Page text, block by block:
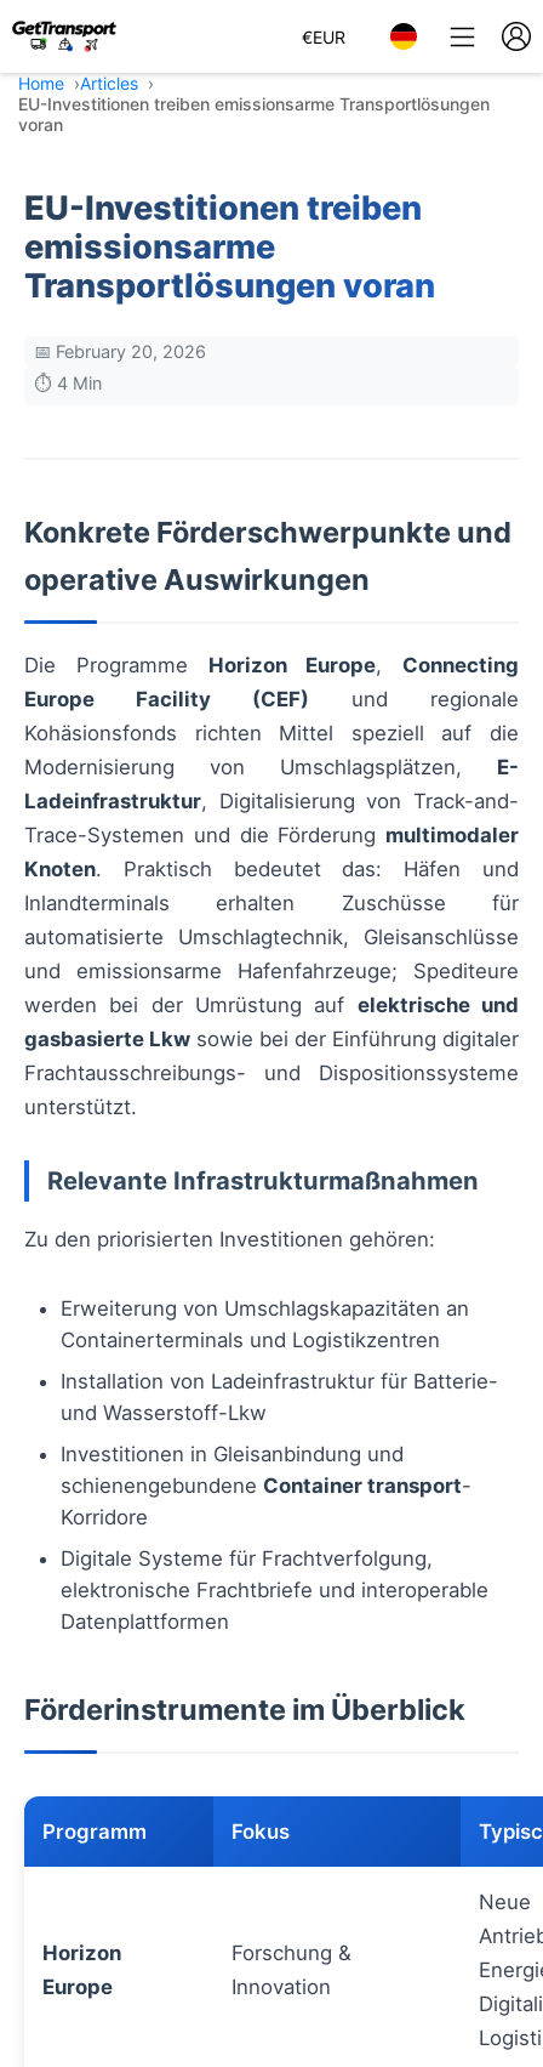
€EUR
Home
Articles
EU-Investitionen treiben emissionsarme Transportlösungen
voran
EU-Investitionen treiben
emissionsarme
Transportlösungen voran
📅 February 20, 2026
⏱️ 4 Min
Konkrete Förderschwerpunkte und
operative Auswirkungen
Die Programme Horizon Europe, Connecting
Europe Facility (CEF) und regionale
Kohäsionsfonds richten Mittel speziell auf die
Modernisierung von Umschlagsplätzen, E-
Ladeinfrastruktur, Digitalisierung von Track-and-
Trace-Systemen und die Förderung multimodaler
Knoten. Praktisch bedeutet das: Häfen und
Inlandterminals erhalten Zuschüsse für
automatisierte Umschlagtechnik, Gleisanschlüsse
und emissionsarme Hafenfahrzeuge; Spediteure
werden bei der Umrüstung auf elektrische und
gasbasierte Lkw sowie bei der Einführung digitaler
Frachtausschreibungs- und Dispositionssysteme
unterstützt.
Relevante Infrastrukturmaßnahmen
Zu den priorisierten Investitionen gehören:
Erweiterung von Umschlagskapazitäten an
Containerterminals und Logistikzentren
Installation von Ladeinfrastruktur für Batterie-
und Wasserstoff-Lkw
Investitionen in Gleisanbindung und
schienengebundene Container transport-
Korridore
Digitale Systeme für Frachtverfolgung,
elektronische Frachtbriefe und interoperable
Datenplattformen
Förderinstrumente im Überblick
Programm Fokus
Horizon
Europe
Forschung &
Innovation
Neue